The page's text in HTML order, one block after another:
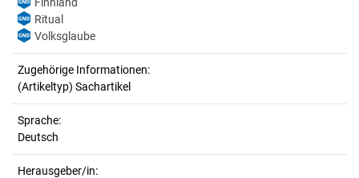
Ritual
Volksglaube
Zugehörige Informationen:
(Artikeltyp) Sachartikel
Sprache:
Deutsch
Herausgeber/in: